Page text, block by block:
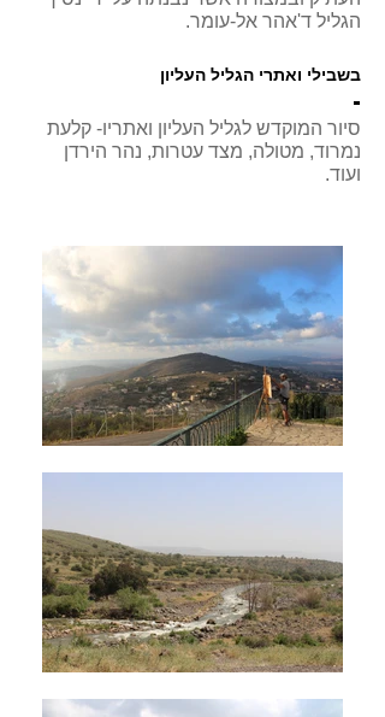
הגליל ד'אהר אל-עומר.
בשבילי ואתרי הגליל העליון
סיור המוקדש לגליל העליון ואתריו- קלעת
נמרוד, מטולה, מצד עטרות, נהר הירדן
ועוד.